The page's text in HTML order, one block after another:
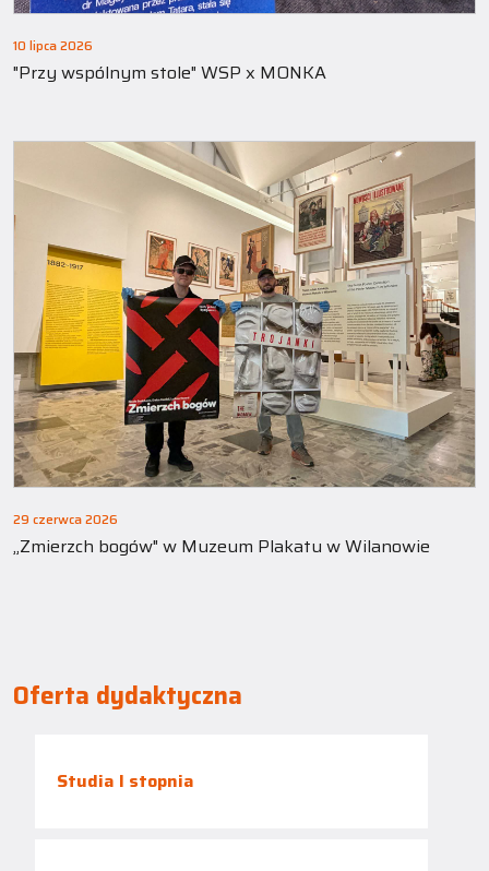
10 lipca 2026
"Przy wspólnym stole" WSP x MONKA
29 czerwca 2026
„Zmierzch bogów" w Muzeum Plakatu w Wilanowie
Oferta dydaktyczna
Studia I stopnia